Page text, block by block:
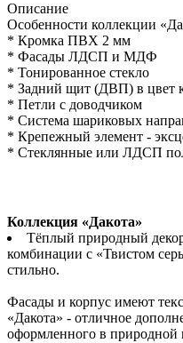
Описание
Особенности коллекции
* Кромка ПВХ 2 мм
* Фасады ЛДСП и МДФ
* Тонированное стекло
* Задний щит (ДВП) в цвет
* Петли с доводчиком
* Система шариковых
* Крепежный элемент -
* Стеклянные или ЛДСП
Коллекция «Дакота»
Тёплый природный
комбинации с «Твистом
стильно.
Фасады и корпус имеют
«Дакота» - отличное
оформленного в природной